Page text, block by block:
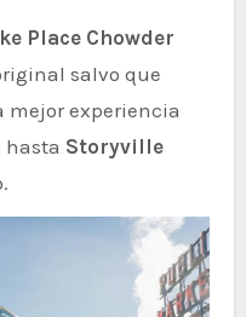
Place Chowder
salvo que
mejor experiencia
hasta Storyville